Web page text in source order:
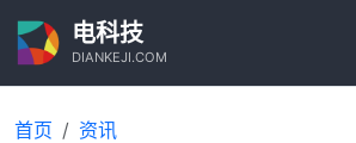
电科技
DIANKEJI.COM
首页
资讯